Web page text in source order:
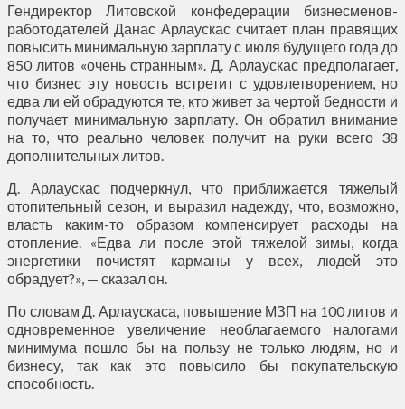
Гендиректор Литовской конфедерации бизнесменов-
работодателей Данас Арлаускас считает план правящих
повысить минимальную зарплату с июля будущего года до
850 литов «очень странным». Д. Арлаускас предполагает,
что бизнес эту новость встретит с удовлетворением, но
едва ли ей обрадуются те, кто живет за чертой бедности и
получает минимальную зарплату. Он обратил внимание
на то, что реально человек получит на руки всего 38
дополнительных литов.
Д. Арлаускас подчеркнул, что приближается тяжелый
отопительный сезон, и выразил надежду, что, возможно,
власть каким-то образом компенсирует расходы на
отопление. «Едва ли после этой тяжелой зимы, когда
энергетики почистят карманы у всех, людей это
обрадует?», — сказал он.
По словам Д. Арлаускаса, повышение МЗП на 100 литов и
одновременное увеличение необлагаемого налогами
минимума пошло бы на пользу не только людям, но и
бизнесу, так как это повысило бы покупательскую
способность.